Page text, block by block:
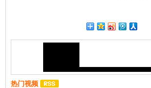
热门视频